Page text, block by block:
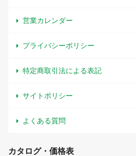
営業カレンダー
プライバシーポリシー
特定商取引法による表記
サイトポリシー
よくある質問
カタログ・価格表